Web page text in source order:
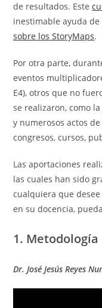
de resultados. Este
inestimable ayuda
sobre los StoryMaps.
Por otra parte,
eventos
E4), otros que no
se realizaron, como
y numerosos actos
congresos, cursos,
Las aportaciones
las cuales han sido
cualquiera que
en su docencia,
1. Metodología
Dr. José Jesús Reyes